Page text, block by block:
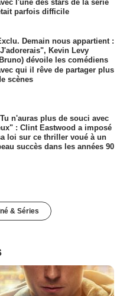
l'une des stars de la série
parfois difficile
Demain nous appartient :
Kevin Levy
dévoile les comédiens
qui il rêve de partager plus
scènes
n'auras plus de souci avec
: Clint Eastwood a imposé
loi sur ce thriller voué à un
succès dans les années 90
& Séries